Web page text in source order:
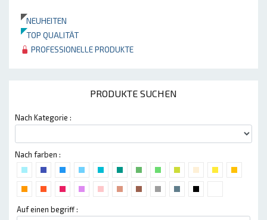
NEUHEITEN
TOP QUALITÄT
PROFESSIONELLE PRODUKTE
PRODUKTE SUCHEN
Nach Kategorie :
Nach farben :
Auf einen begriff :